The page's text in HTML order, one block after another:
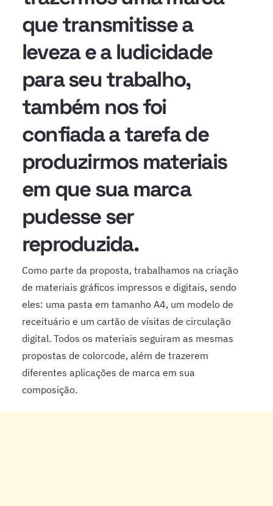
que transmitisse a
leveza e a ludicidade
para seu trabalho,
também nos foi
confiada a tarefa de
produzirmos materiais
em que sua marca
pudesse ser
reproduzida.
Como parte da proposta, trabalhamos na criação
de materiais gráficos impressos e digitais, sendo
eles: uma pasta em tamanho A4, um modelo de
receituário e um cartão de visitas de circulação
digital. Todos os materiais seguiram as mesmas
propostas de colorcode, além de trazerem
diferentes aplicações de marca em sua
composição.